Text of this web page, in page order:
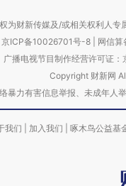
为财新传媒及/或相关权利人专
京ICP备10026701号-8 网信
广播电视节目制作经营许可证：
Copyright 财新网
暴力有害信息举报、未成年
我们 加入我们 啄木鸟公益基